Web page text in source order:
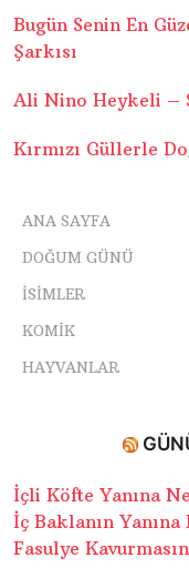
Bugün Senin En
Şarkısı
Ali Nino Heykeli –
Kırmızı Güllerle
ANA SAYFA
DOĞUM GÜNÜ
ISIMLER
KOMIK
HAYVANLAR
İçli Köfte Yanına
İç Baklanın Yanına
Fasulye